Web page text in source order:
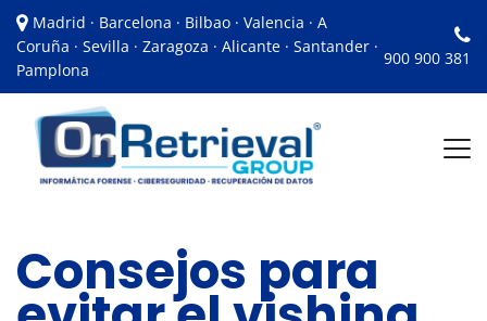
Madrid · Barcelona · Bilbao · Valencia · A
Coruña · Sevilla · Zaragoza · Alicante · Santander ·
Pamplona
900 900 381
Consejos para